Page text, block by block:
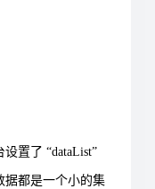
置了 “dataList”
据都是一个小的集